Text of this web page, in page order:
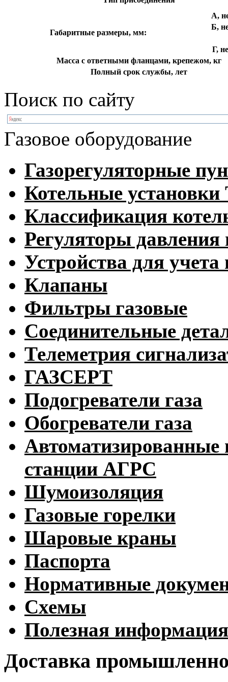
Габаритные размеры, мм:
А,
Б,
Г,
Масса с ответными фланцами, крепежом, кг
Полный срок службы, лет
Поиск по сайту
Газовое оборудование
Газорегуляторные
Котельные
Классификация
Регуляторы давления
Устройства для учета
Клапаны
Фильтры газовые
Соединительные
Телеметрия
ГАЗСЕРТ
Подогреватели газа
Обогреватели газа
Автоматизированные
станции АГРС
Шумоизоляция
Газовые горелки
Шаровые краны
Паспорта
Нормативные
Схемы
Полезная информация
Доставка